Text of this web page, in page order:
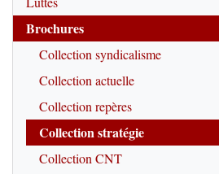
Brochures
Collection syndicalisme
Collection actuelle
Collection repères
Collection stratégie
Collection CNT